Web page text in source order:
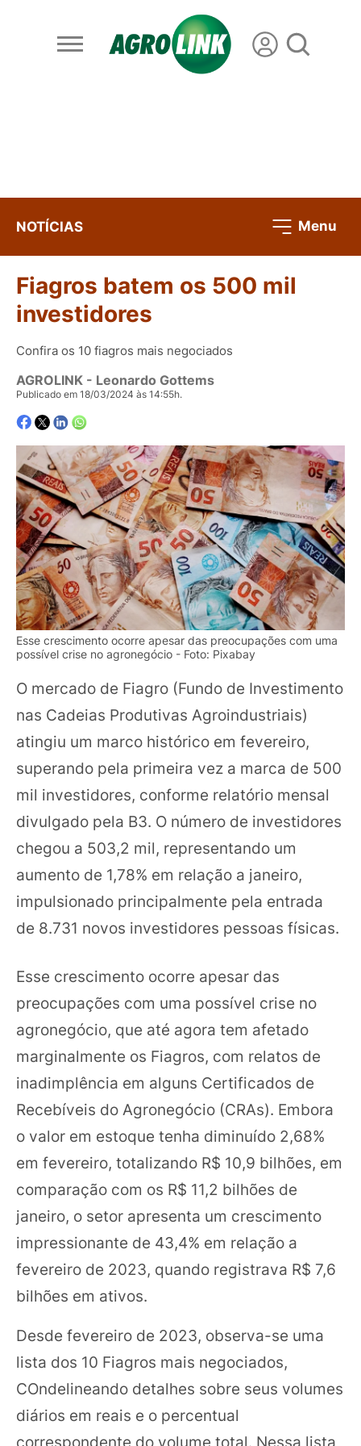
NOTÍCIAS Menu
Fiagros batem os 500 mil
investidores
Confira os 10 fiagros mais negociados
AGROLINK - Leonardo Gottems
Publicado em 18/03/2024 às 14:55h.
Esse crescimento ocorre apesar das preocupações com uma
possível crise no agronegócio - Foto: Pixabay
O mercado de Fiagro (Fundo de Investimento
nas Cadeias Produtivas Agroindustriais)
atingiu um marco histórico em fevereiro,
superando pela primeira vez a marca de 500
mil investidores, conforme relatório mensal
divulgado pela B3. O número de investidores
chegou a 503,2 mil, representando um
aumento de 1,78% em relação a janeiro,
impulsionado principalmente pela entrada
de 8.731 novos investidores pessoas físicas.
Esse crescimento ocorre apesar das
preocupações com uma possível crise no
agronegócio, que até agora tem afetado
marginalmente os Fiagros, com relatos de
inadimplência em alguns Certificados de
Recebíveis do Agronegócio (CRAs). Embora
o valor em estoque tenha diminuído 2,68%
em fevereiro, totalizando R$ 10,9 bilhões, em
comparação com os R$ 11,2 bilhões de
janeiro, o setor apresenta um crescimento
impressionante de 43,4% em relação a
fevereiro de 2023, quando registrava R$ 7,6
bilhões em ativos.
Desde fevereiro de 2023, observa-se uma
lista dos 10 Fiagros mais negociados,
COndelineando detalhes sobre seus volumes
diários em reais e o percentual
correspondente do volume total. Nessa lista,